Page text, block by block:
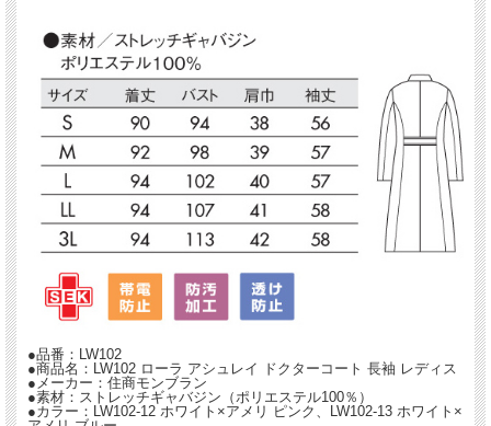
●品番：LW102
●商品名：LW102 ローラ アシュレイ ドクターコート 長袖 レディス
●メーカー：住商モンブラン
●素材：ストレッチギャバジン（ポリエステル100％）
●カラー：LW102-12 ホワイト×アメリ ピンク、LW102-13 ホワイト×